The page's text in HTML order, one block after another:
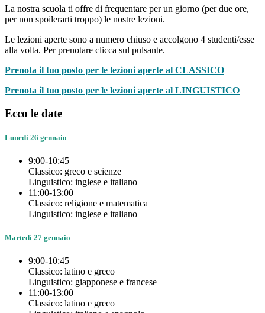
La nostra scuola ti offre di frequentare per un giorno (per due ore,
per non spoilerarti troppo) le nostre lezioni.
Le lezioni aperte sono a numero chiuso e accolgono 4 studenti/esse
alla volta. Per prenotare clicca sul pulsante.
Prenota il tuo posto per le lezioni aperte al CLASSICO
Prenota il tuo posto per le lezioni aperte al LINGUISTICO
Ecco le date
Lunedì 26 gennaio
9:00-10:45
Classico: greco e scienze
Linguistico: inglese e italiano
11:00-13:00
Classico: religione e matematica
Linguistico: inglese e italiano
Martedì 27 gennaio
9:00-10:45
Classico: latino e greco
Linguistico: giapponese e francese
11:00-13:00
Classico: latino e greco